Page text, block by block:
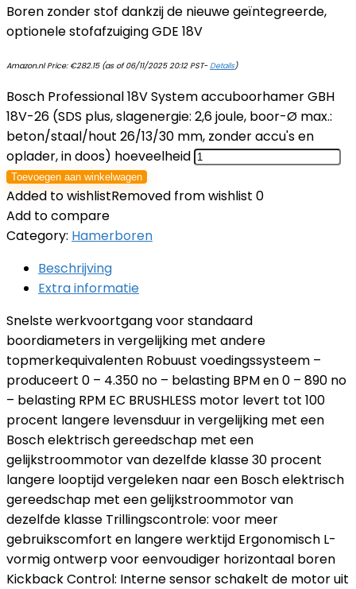
Boren zonder stof dankzij de nieuwe geïntegreerde,
optionele stofafzuiging GDE 18V
Amazon.nl Price: €282.15(as of 06/11/2025 20:12 PST-Details)
Bosch Professional 18V System accuboorhamer GBH
18V-26 (SDS plus, slagenergie: 2,6 joule, boor-Ø max.:
beton/staal/hout 26/13/30 mm, zonder accu's en
oplader, in doos) hoeveelheid
Toevoegen aan winkelwagen
Added to wishlistRemoved from wishlist 0
Add to compare
Category: Hamerboren
Beschrijving
Extra informatie
Snelste werkvoortgang voor standaard
boordiameters in vergelijking met andere
topmerkequivalenten Robuust voedingssysteem –
produceert 0 – 4.350 no – belasting BPM en 0 – 890 no
– belasting RPM EC BRUSHLESS motor levert tot 100
procent langere levensduur in vergelijking met een
Bosch elektrisch gereedschap met een
gelijkstroommotor van dezelfde klasse 30 procent
langere looptijd vergeleken naar een Bosch elektrisch
gereedschap met een gelijkstroommotor van
dezelfde klasse Trillingscontrole: voor meer
gebruikscomfort en langere werktijd Ergonomisch L-
vormig ontwerp voor eenvoudiger horizontaal boren
Kickback Control: Interne sensor schakelt de motor uit